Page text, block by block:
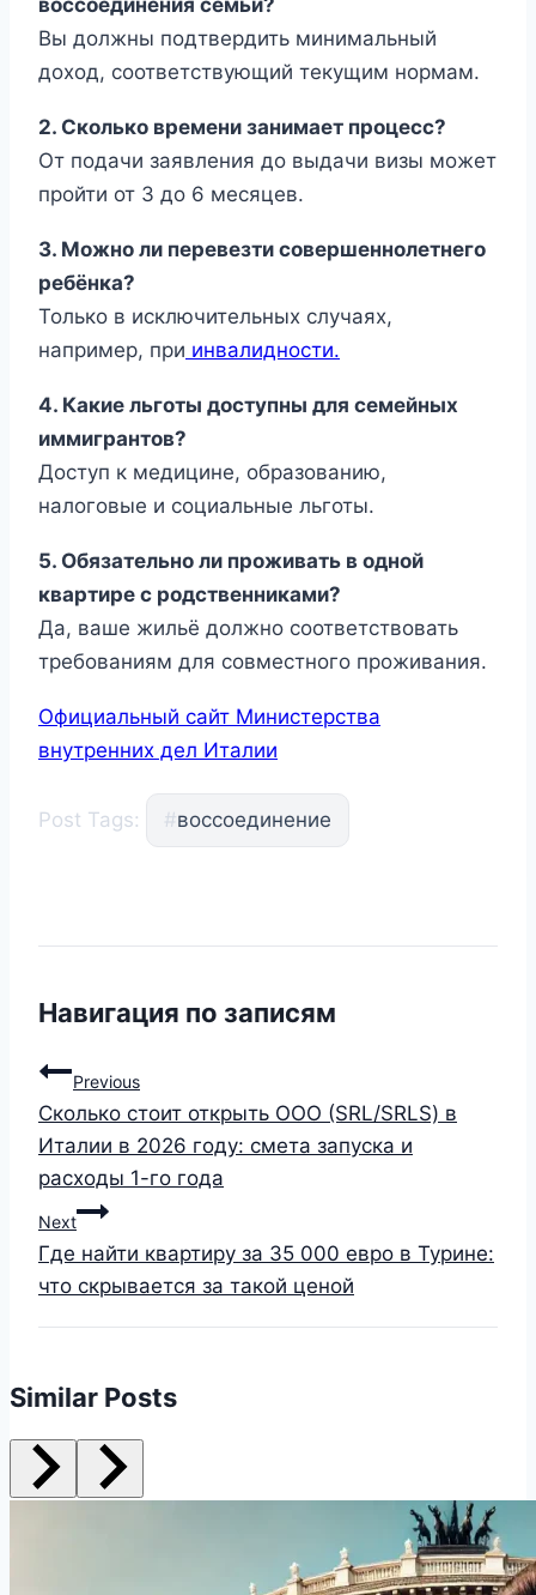
воссоединения семьи?
Вы должны подтвердить минимальный
доход, соответствующий текущим нормам.
2. Сколько времени занимает процесс?
От подачи заявления до выдачи визы может
пройти от 3 до 6 месяцев.
3. Можно ли перевезти совершеннолетнего
ребёнка?
Только в исключительных случаях,
например, при инвалидности.
4. Какие льготы доступны для семейных
иммигрантов?
Доступ к медицине, образованию,
налоговые и социальные льготы.
5. Обязательно ли проживать в одной
квартире с родственниками?
Да, ваше жильё должно соответствовать
требованиям для совместного проживания.
Официальный сайт Министерства
внутренних дел Италии
Post Tags: #воссоединение
Навигация по записям
Previous
Сколько стоит открыть ООО (SRL/SRLS) в
Италии в 2026 году: смета запуска и
расходы 1-го года
Next
Где найти квартиру за 35 000 евро в Турине:
что скрывается за такой ценой
Similar Posts